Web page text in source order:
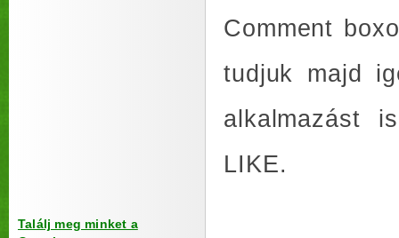
Találj meg minket a
Comment
tudjuk majd
alkalmazást
LIKE.